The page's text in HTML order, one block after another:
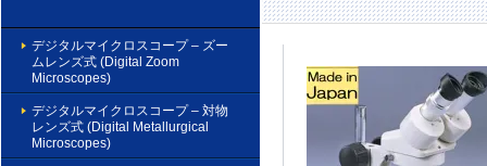
デジタルマイクロスコープ – ズー
ムレンズ式 (Digital Zoom
Microscopes)
デジタルマイクロスコープ – 対物
レンズ式 (Digital Metallurgical
Microscopes)